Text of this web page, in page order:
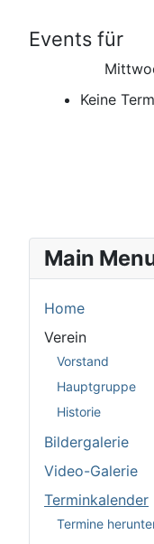
Events für
Keine
Main
Home
Verein
Vorstand
Hauptgruppe
Historie
Bildergalerie
Video-Galerie
Terminkalender
Termine